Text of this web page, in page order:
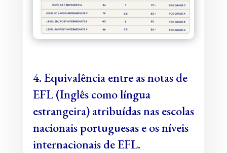
4. Equivalência entre as notas de
EFL (Inglês como língua
estrangeira) atribuídas nas escolas
nacionais portuguesas e os níveis
internacionais de EFL.